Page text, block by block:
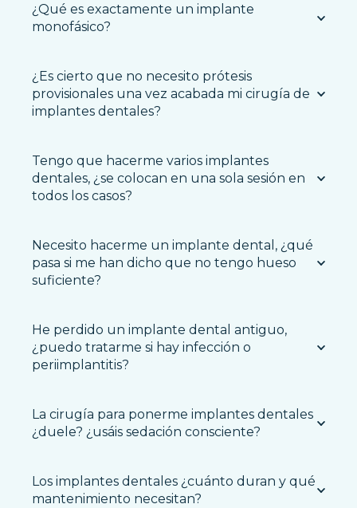
¿Qué es exactamente un implante
monofásico?
¿Es cierto que no necesito prótesis
provisionales una vez acabada mi cirugía de
implantes dentales?
Tengo que hacerme varios implantes
dentales, ¿se colocan en una sola sesión en
todos los casos?
Necesito hacerme un implante dental, ¿qué
pasa si me han dicho que no tengo hueso
suficiente?
He perdido un implante dental antiguo,
¿puedo tratarme si hay infección o
periimplantitis?
La cirugía para ponerme implantes dentales
¿duele? ¿usáis sedación consciente?
Los implantes dentales ¿cuánto duran y qué
mantenimiento necesitan?